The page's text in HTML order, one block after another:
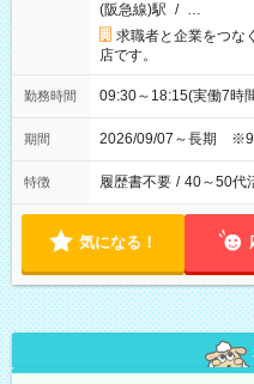
(阪急線)駅 / …
求職者と企業をつな
店です。
勤務時間 09:30～18:15(実働7
期間 2026/09/07～長期 ※9
特徴 履歴書不要 / 40～50代
気になる！